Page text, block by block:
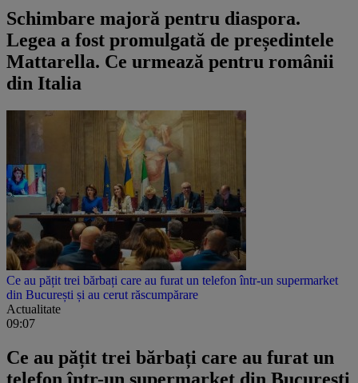
Schimbare majoră pentru diaspora.
Legea a fost promulgată de președintele
Mattarella. Ce urmează pentru românii
din Italia
Ce au pățit trei bărbați care au furat un telefon într-un supermarket
din București și au cerut răscumpărare
Actualitate
09:07
Ce au pățit trei bărbați care au furat un